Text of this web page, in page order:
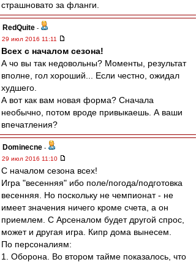
страшновато за фланги.
RedQuite -
29 июл 2016 11:11
Всех с началом сезона!
А чо вы так недовольны? Моменты, результат
вполне, гол хороший... Если честно, ожидал
худшего.
А вот как вам новая форма? Сначала
необычно, потом вроде привыкаешь. А ваши
впечатления?
Dominecne -
29 июл 2016 11:10
С началом сезона всех!
Игра "весенняя" ибо поле/погода/подготовка
весенняя. Но поскольку не чемпионат - не
имеет значения ничего кроме счета, а он
приемлем. С Арсеналом будет другой спрос,
может и другая игра. Кипр дома вынесем.
По персоналиям:
1. Оборона. Во втором тайме показалось, что